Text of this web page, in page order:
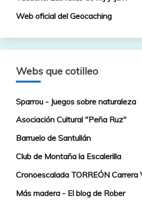
Web oficial del Geocaching
Webs que cotilleo
Sparrou - Juegos sobre naturaleza
Asociación Cultural "Peña Ruz"
Barruelo de Santullán
Club de Montaña la Escalerilla
Cronoescalada TORREÓN Carrera
Más madera - El blog de Rober